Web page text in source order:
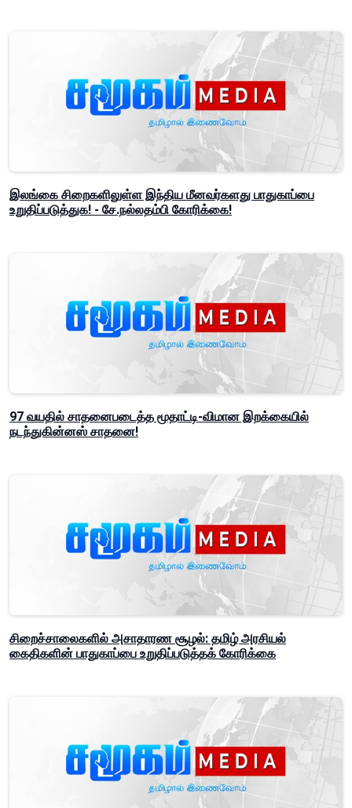
இலங்கை சிறைகளிலுள்ள இந்திய மீனவர்களது பாதுகாப்பை
உறுதிப்படுத்துக! - சே.நல்லதம்பி கோரிக்கை!
97 வயதில் சாதனைபடைத்த மூதாட்டி-விமான இறக்கையில்
நடந்துகின்னஸ் சாதனை!
சிறைச்சாலைகளில் அசாதாரண சூழல்: தமிழ் அரசியல்
கைதிகளின் பாதுகாப்பை உறுதிப்படுத்தக் கோரிக்கை